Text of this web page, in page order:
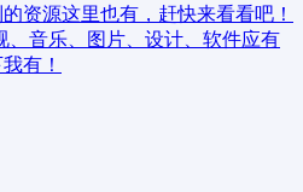
资源这里也有，赶快来看看吧！
、音乐、图片、设计、软件应有
有！